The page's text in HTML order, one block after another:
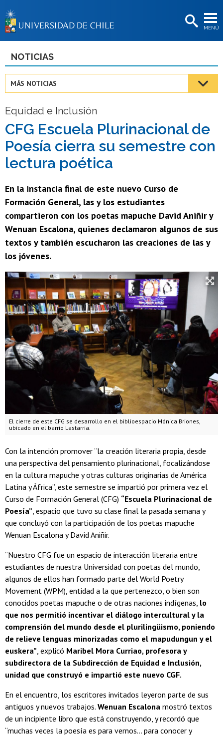
MENÚ
BIBLIOTECAS
Estudiantes
Académicas/os
Funcionarias/os
Egresadas/os
NOTICIAS
MÁS NOTICIAS
Equidad e Inclusión
CFG Escuela Plurinacional de
Poesía cierra su semestre con
lectura poética
En la instancia final de este nuevo Curso de
Formación General, las y los estudiantes
compartieron con los poetas mapuche David Aniñir y
Wenuan Escalona, quienes declamaron algunos de sus
textos y también escucharon las creaciones de las y
los jóvenes.
El cierre de este CFG se desarrollo en el biblioespacio Mónica Briones,
ubicado en el barrio Lastarria.
Con la intención promover “la creación literaria propia, desde
una perspectiva del pensamiento plurinacional, focalizándose
en la cultura mapuche y otras culturas originarias de América
Latina y África”, este semestre se impartió por primera vez el
Curso de Formación General (CFG) “Escuela Plurinacional de
Poesía”, espacio que tuvo su clase final la pasada semana y
que concluyó con la participación de los poetas mapuche
Wenuan Escalona y David Aniñir.
“Nuestro CFG fue un espacio de interacción literaria entre
estudiantes de nuestra Universidad con poetas del mundo,
algunos de ellos han formado parte del World Poetry
Movement (WPM), entidad a la que pertenezco, o bien son
conocidos poetas mapuche o de otras naciones indígenas, lo
que nos permitió incentivar el diálogo intercultural y la
comprensión del mundo desde el plurilingüismo, poniendo
de relieve lenguas minorizadas como el mapudungun y el
euskera”, explicó Maribel Mora Curriao, profesora y
subdirectora de la Subdirección de Equidad e Inclusión,
unidad que construyó e impartió este nuevo CGF.
En el encuentro, los escritores invitados leyeron parte de sus
antiguos y nuevos trabajos. Wenuan Escalona mostró textos
de un incipiente libro que está construyendo, y recordó que
“muchas veces la poesía es para vernos… para conocer y